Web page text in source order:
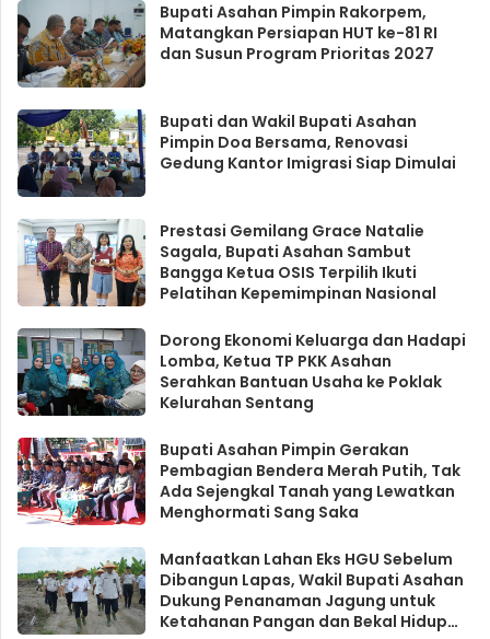
Bupati Asahan Pimpin Rakorpem,
Matangkan Persiapan HUT ke-81 RI
dan Susun Program Prioritas 2027
Bupati dan Wakil Bupati Asahan
Pimpin Doa Bersama, Renovasi
Gedung Kantor Imigrasi Siap Dimulai
Prestasi Gemilang Grace Natalie
Sagala, Bupati Asahan Sambut
Bangga Ketua OSIS Terpilih Ikuti
Pelatihan Kepemimpinan Nasional
Dorong Ekonomi Keluarga dan Hadapi
Lomba, Ketua TP PKK Asahan
Serahkan Bantuan Usaha ke Poklak
Kelurahan Sentang
Bupati Asahan Pimpin Gerakan
Pembagian Bendera Merah Putih, Tak
Ada Sejengkal Tanah yang Lewatkan
Menghormati Sang Saka
Manfaatkan Lahan Eks HGU Sebelum
Dibangun Lapas, Wakil Bupati Asahan
Dukung Penanaman Jagung untuk
Ketahanan Pangan dan Bekal Hidup